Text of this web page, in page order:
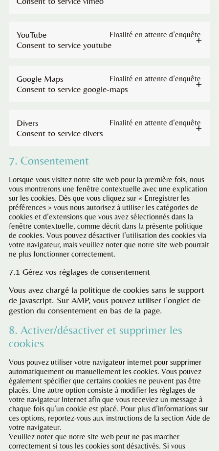
YouTube Finalité en attente d’enquête
Consent to service youtube
Google Maps Finalité en attente d’enquête
Consent to service google-maps
Divers Finalité en attente d’enquête
Consent to service divers
7. Consentement
Lorsque vous visitez notre site web pour la première fois, nous
vous montrerons une fenêtre contextuelle avec une explication
sur les cookies. Dès que vous cliquez sur « Enregistrer les
préférences » vous nous autorisez à utiliser les catégories de
cookies et d’extensions que vous avez sélectionnés dans la
fenêtre contextuelle, comme décrit dans la présente politique
de cookies. Vous pouvez désactiver l’utilisation des cookies via
votre navigateur, mais veuillez noter que notre site web pourrait
ne plus fonctionner correctement.
7.1 Gérez vos réglages de consentement
Vous avez chargé la politique de cookies sans le support
de javascript. Sur AMP, vous pouvez utiliser l’onglet de
gestion du consentement en bas de la page.
8. Activer/désactiver et supprimer les
cookies
Vous pouvez utiliser votre navigateur internet pour supprimer
automatiquement ou manuellement les cookies. Vous pouvez
également spécifier que certains cookies ne peuvent pas être
placés. Une autre option consiste à modifier les réglages de
votre navigateur Internet afin que vous receviez un message à
chaque fois qu’un cookie est placé. Pour plus d’informations sur
ces options, reportez-vous aux instructions de la section Aide de
votre navigateur.
Veuillez noter que notre site web peut ne pas marcher
correctement si tous les cookies sont désactivés. Si vous